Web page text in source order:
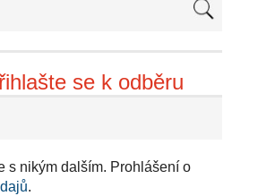
se k odběru
s nikým dalším. Prohlášení o
.